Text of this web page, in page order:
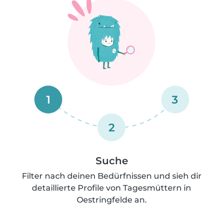
1
2
3
Suche
Filter nach deinen Bedürfnissen und sieh dir
detaillierte Profile von Tagesmüttern in
Oestringfelde an.